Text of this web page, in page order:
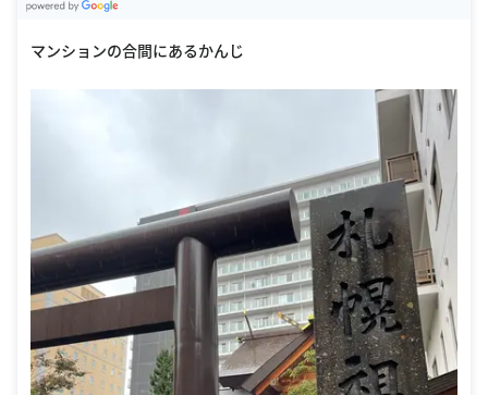
マンションの合間にあるかんじ